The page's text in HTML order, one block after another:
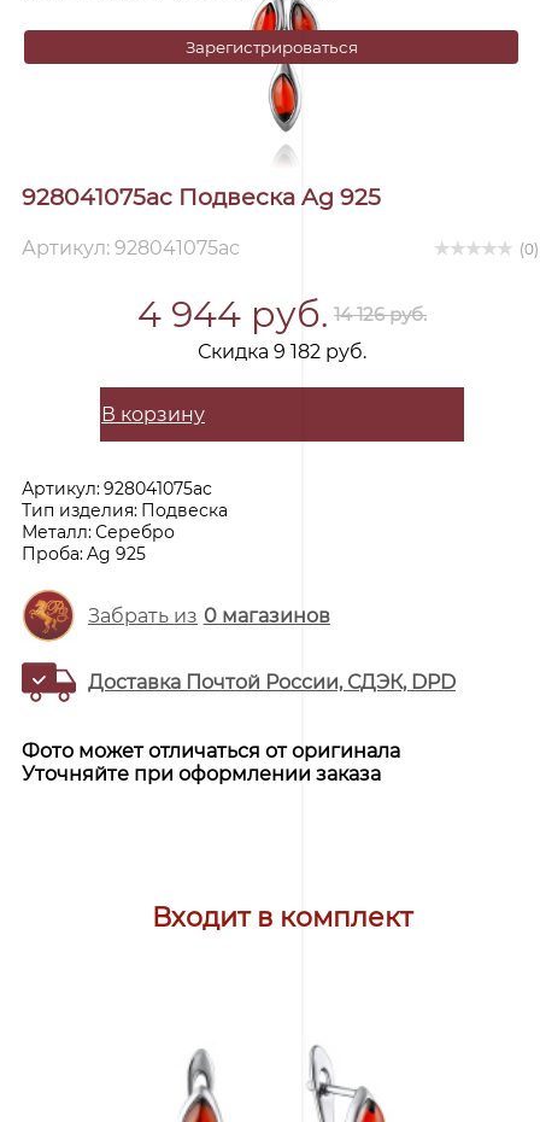
928041075ac Подвеска Ag 925
Артикул: 928041075ac (0)
4 944 руб. 14 126 руб.
Скидка 9 182 руб.
В корзину
Артикул:928041075ac
Тип изделия: Подвеска
Металл:Серебро
Проба:Ag 925
Забрать из 0магазинов
Доставка Почтой России, СДЭК, DPD
Фото может отличаться от оригинала
Уточняйте при оформлении заказа
Входит в комплект
Зарегистрироваться